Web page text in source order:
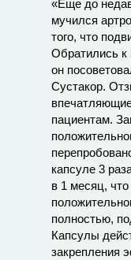
«Еще до
мучился
того, что
Обратились к
он
Сустакор.
пациентам.
капсуле 3
в 1 месяц,
полностью,
Капсулы
закрепления